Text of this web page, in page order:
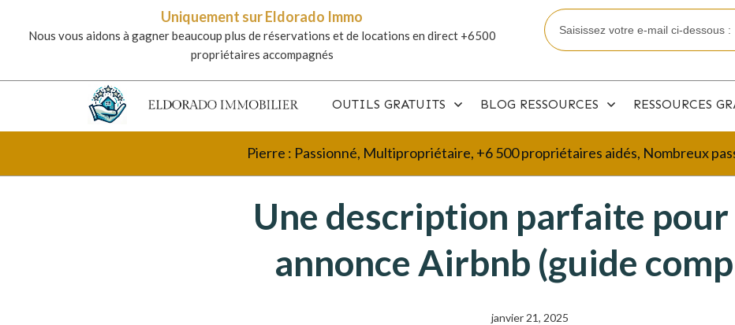
Uniquement sur Eldorado Immo
Nous vous aidons à gagner beaucoup plus de réservations et de locations en direct +6500
propriétaires accompagnés
OUTILS GRATUITS BLOG RESSOURCES RESSOURCES
Pierre : Passionné, Multipropriétaire, +6 500 propriétaires aidés, Nombreux
Une description parfaite pour
annonce Airbnb (guide
janvier 21, 2025